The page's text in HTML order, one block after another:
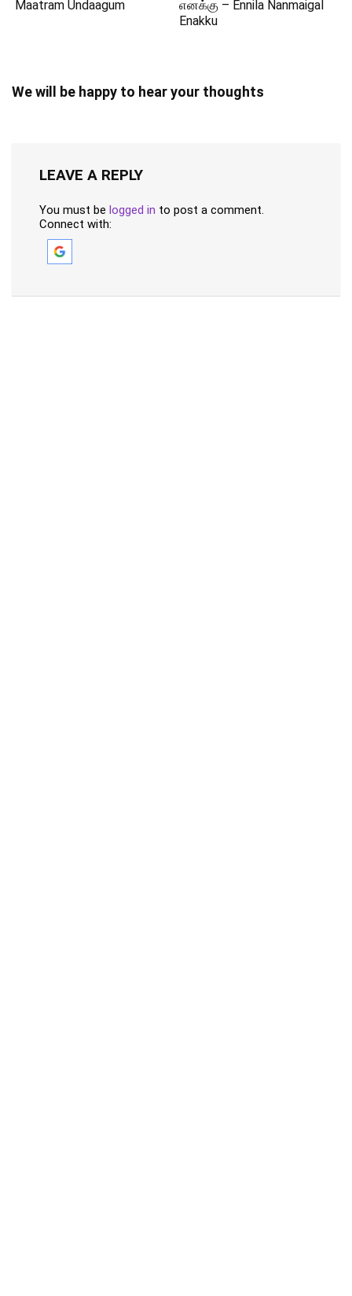
Maatram Undaagum
எனக்கு – Ennila Nanmaigal
Enakku
We will be happy to hear your thoughts
LEAVE A REPLY
You must be logged in to post a comment.
Connect with: